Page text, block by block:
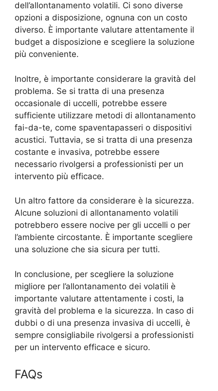
dell’allontanamento volatili. Ci sono diverse
opzioni a disposizione, ognuna con un costo
diverso. È importante valutare attentamente il
budget a disposizione e scegliere la soluzione
più conveniente.
Inoltre, è importante considerare la gravità del
problema. Se si tratta di una presenza
occasionale di uccelli, potrebbe essere
sufficiente utilizzare metodi di allontanamento
fai-da-te, come spaventapasseri o dispositivi
acustici. Tuttavia, se si tratta di una presenza
costante e invasiva, potrebbe essere
necessario rivolgersi a professionisti per un
intervento più efficace.
Un altro fattore da considerare è la sicurezza.
Alcune soluzioni di allontanamento volatili
potrebbero essere nocive per gli uccelli o per
l’ambiente circostante. È importante scegliere
una soluzione che sia sicura per tutti.
In conclusione, per scegliere la soluzione
migliore per l’allontanamento dei volatili è
importante valutare attentamente i costi, la
gravità del problema e la sicurezza. In caso di
dubbi o di una presenza invasiva di uccelli, è
sempre consigliabile rivolgersi a professionisti
per un intervento efficace e sicuro.
FAQs